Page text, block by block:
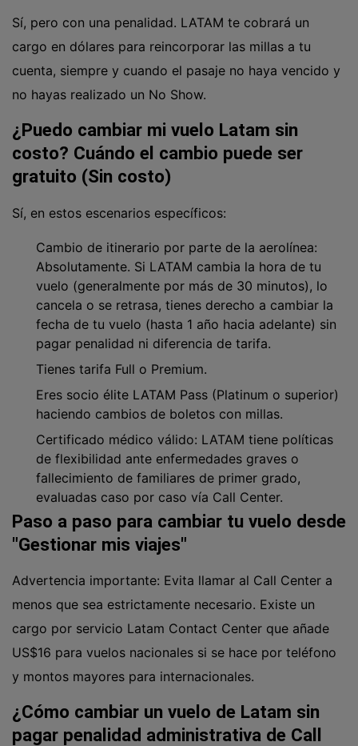
Sí, pero con una penalidad. LATAM te cobrará un
cargo en dólares para reincorporar las millas a tu
cuenta, siempre y cuando el pasaje no haya vencido y
no hayas realizado un No Show.
¿Puedo cambiar mi vuelo Latam sin
costo? Cuándo el cambio puede ser
gratuito (Sin costo)
Sí, en estos escenarios específicos:
Cambio de itinerario por parte de la aerolínea:
Absolutamente. Si LATAM cambia la hora de tu
vuelo (generalmente por más de 30 minutos), lo
cancela o se retrasa, tienes derecho a cambiar la
fecha de tu vuelo (hasta 1 año hacia adelante) sin
pagar penalidad ni diferencia de tarifa.
Tienes tarifa Full o Premium.
Eres socio élite LATAM Pass (Platinum o superior)
haciendo cambios de boletos con millas.
Certificado médico válido: LATAM tiene políticas
de flexibilidad ante enfermedades graves o
fallecimiento de familiares de primer grado,
evaluadas caso por caso vía Call Center.
Paso a paso para cambiar tu vuelo desde
"Gestionar mis viajes"
Advertencia importante: Evita llamar al Call Center a
menos que sea estrictamente necesario. Existe un
cargo por servicio Latam Contact Center que añade
US$16 para vuelos nacionales si se hace por teléfono
y montos mayores para internacionales.
¿Cómo cambiar un vuelo de Latam sin
pagar penalidad administrativa de Call